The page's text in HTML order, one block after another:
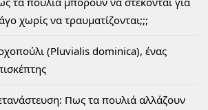
χωρίς να τραυματίζονται;;;
(Pluvialis dominica), ένας
Πως τα πουλιά αλλάζουν